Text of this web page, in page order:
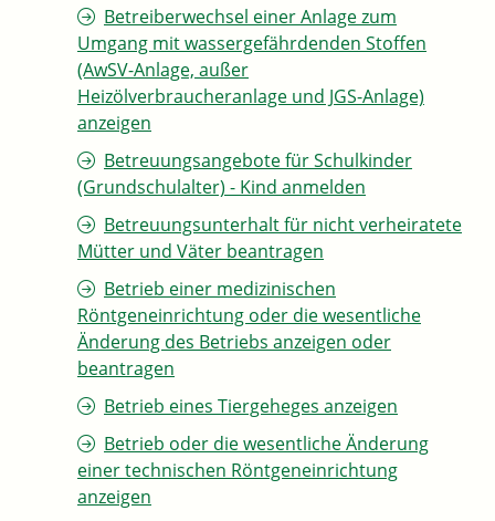
Betreiberwechsel einer Anlage zum
Umgang mit wassergefährdenden Stoffen
(AwSV-Anlage, außer
Heizölverbraucheranlage und JGS-Anlage)
anzeigen
Betreuungsangebote für Schulkinder
(Grundschulalter) - Kind anmelden
Betreuungsunterhalt für nicht verheiratete
Mütter und Väter beantragen
Betrieb einer medizinischen
Röntgeneinrichtung oder die wesentliche
Änderung des Betriebs anzeigen oder
beantragen
Betrieb eines Tiergeheges anzeigen
Betrieb oder die wesentliche Änderung
einer technischen Röntgeneinrichtung
anzeigen